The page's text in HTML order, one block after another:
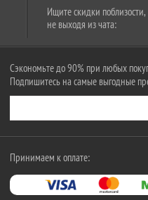
Ищите скидки поблизости,
не выходя из чата:
Сэкономьте до 90% при любых
Подпишитесь на самые выгодные
Принимаем к оплате: